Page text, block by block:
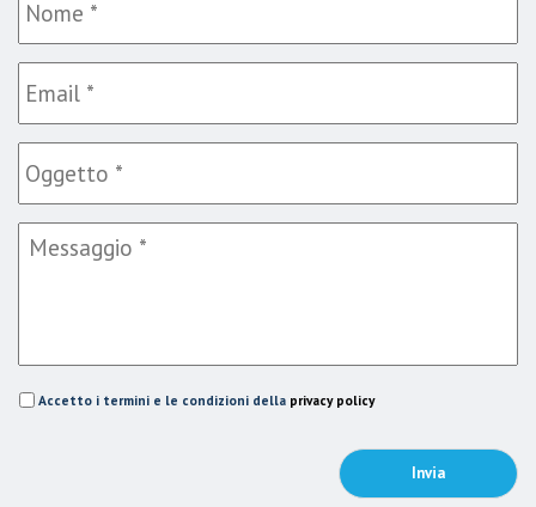
Accetto i termini e le condizioni della privacy policy